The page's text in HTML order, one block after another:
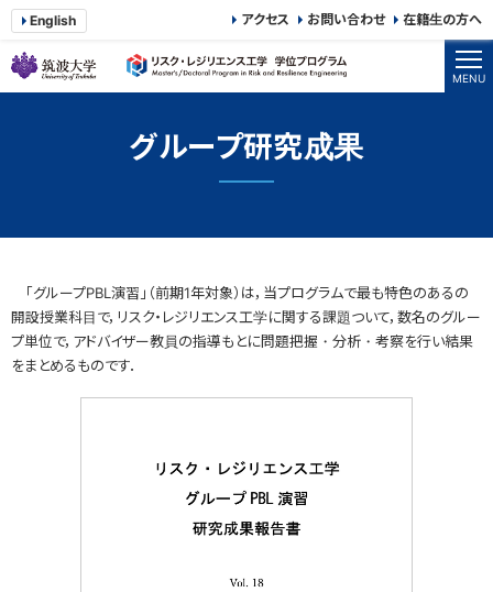
筑波大学大学院 リスク・レジリエンス
MENU
English アクセス お問い合わせ 在籍生の方へ
グループ研究成果
「グループPBL演習」（前期1年対象）は，当プログラムで最も特色のあるの
開設授業科目で，リスク・レジリエンス工学に関する課題ついて，数名のグルー
プ単位で，アドバイザー教員の指導もとに問題把握・分析・考察を行い結果
をまとめるものです．